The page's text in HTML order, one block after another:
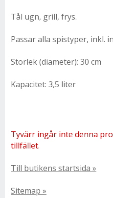
Tål ugn, grill, frys.
Passar alla spistyper, inkl.
Storlek (diameter): 30 cm
Kapacitet: 3,5 liter
Tyvärr ingår inte denna
tillfället.
Till butikens startsida »
Sitemap »